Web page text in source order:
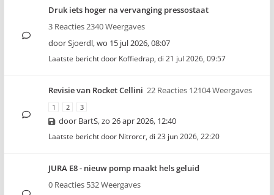
Druk iets hoger na vervanging pressostaat
3 Reacties 2340 Weergaves
doorSjoerdl,wo 15 jul 2026, 08:07
Laatste bericht door Koffiedrap, di 21 jul 2026, 09:57
Revisie van Rocket Cellini 22 Reacties 12104 Weergaves
1 2 3
door BartS,zo 26 apr 2026, 12:40
Laatste bericht door Nitrorcr, di 23 jun 2026, 22:20
JURA E8 - nieuw pomp maakt hels geluid
0 Reacties 532 Weergaves